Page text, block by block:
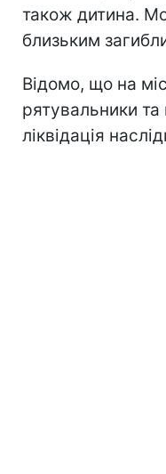
також дитина.
близьким
Відомо, що на
рятувальники та
ліквідація